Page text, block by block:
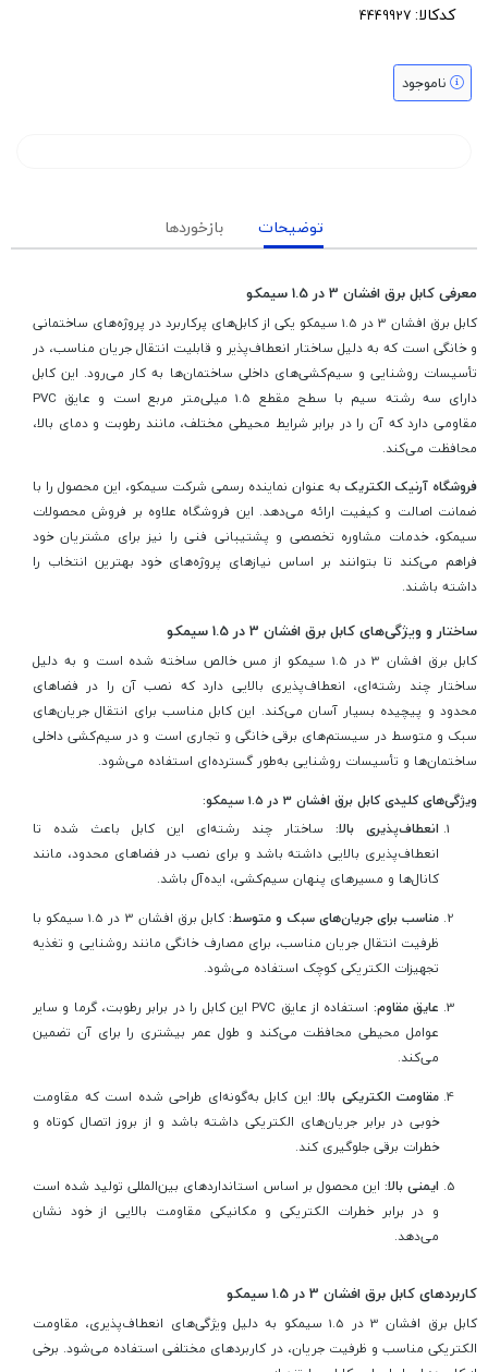
کدکالا:
ناموجود
توضیحات بازخوردها
معرفی کابل برق افشان 3 در 1.5 سیمکو
کابل برق افشان 3 در 1.5 سیمکو یکی از کابل‌های پرکاربرد در پروژه‌های ساختمانی
و خانگی است که به دلیل ساختار انعطاف‌پذیر و قابلیت انتقال جریان مناسب، در
تأسیسات روشنایی و سیم‌کشی‌های داخلی ساختمان‌ها به کار می‌رود. این کابل
دارای سه رشته سیم با سطح مقطع 1.5 میلی‌متر مربع است و عایق PVC
مقاومی دارد که آن را در برابر شرایط محیطی مختلف، مانند رطوبت و دمای بالا،
محافظت می‌کند.
فروشگاه آرنیک الکتریک به عنوان نماینده رسمی شرکت سیمکو، این محصول را با
ضمانت اصالت و کیفیت ارائه می‌دهد. این فروشگاه علاوه بر فروش محصولات
سیمکو، خدمات مشاوره تخصصی و پشتیبانی فنی را نیز برای مشتریان خود
فراهم می‌کند تا بتوانند بر اساس نیازهای پروژه‌های خود بهترین انتخاب را
داشته باشند.
ساختار و ویژگی‌های کابل برق افشان 3 در 1.5 سیمکو
کابل برق افشان 3 در 1.5 سیمکو از مس خالص ساخته شده است و به دلیل
ساختار چند رشته‌ای، انعطاف‌پذیری بالایی دارد که نصب آن را در فضاهای
محدود و پیچیده بسیار آسان می‌کند. این کابل مناسب برای انتقال جریان‌های
سبک و متوسط در سیستم‌های برقی خانگی و تجاری است و در سیم‌کشی داخلی
ساختمان‌ها و تأسیسات روشنایی به‌طور گسترده‌ای استفاده می‌شود.
ویژگی‌های کلیدی کابل برق افشان 3 در 1.5 سیمکو:
انعطاف‌پذیری بالا: ساختار چند رشته‌ای این کابل باعث شده تا
انعطاف‌پذیری بالایی داشته باشد و برای نصب در فضاهای محدود، مانند
کانال‌ها و مسیرهای پنهان سیم‌کشی، ایده‌آل باشد.
مناسب برای جریان‌های سبک و متوسط:
کابل برق افشان 3 در 1.5 سیمکو با
ظرفیت انتقال جریان مناسب، برای مصارف خانگی مانند روشنایی و تغذیه
تجهیزات الکتریکی کوچک استفاده می‌شود.
عایق مقاوم:
استفاده از عایق PVC این کابل را در برابر رطوبت، گرما و سایر
عوامل محیطی محافظت می‌کند و طول عمر بیشتری را برای آن تضمین
می‌کند.
مقاومت الکتریکی بالا: این کابل به‌گونه‌ای طراحی شده است که مقاومت
خوبی در برابر جریان‌های الکتریکی داشته باشد و از بروز اتصال کوتاه و
خطرات برقی جلوگیری کند.
ایمنی بالا: این محصول بر اساس استانداردهای بین‌المللی تولید شده است
و در برابر خطرات الکتریکی و مکانیکی مقاومت بالایی از خود نشان
می‌دهد.
کاربردهای کابل برق افشان 3 در 1.5 سیمکو
کابل برق افشان 3 در 1.5 سیمکو به دلیل ویژگی‌های انعطاف‌پذیری، مقاومت
الکتریکی مناسب و ظرفیت جریان، در کاربردهای مختلفی استفاده می‌شود. برخی